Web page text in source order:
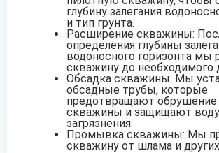
глубину залегания
и тип грунта.
Расширение скважины:
определения глубины
водоносного горизонта мы
скважину до необходимого
Обсадка скважины: Мы
обсадные трубы, которые
предотвращают обрушение
скважины и защищают
загрязнения.
Промывка скважины: Мы
скважину от шлама и других